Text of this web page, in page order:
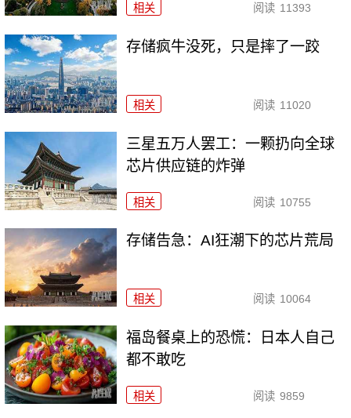
相关 阅读 11393
存储疯牛没死，只是摔了一跤
相关 阅读 11020
三星五万人罢工：一颗扔向全球
芯片供应链的炸弹
相关 阅读 10755
存储告急：AI狂潮下的芯片荒局
相关 阅读 10064
福岛餐桌上的恐慌：日本人自己
都不敢吃
相关 阅读 9859